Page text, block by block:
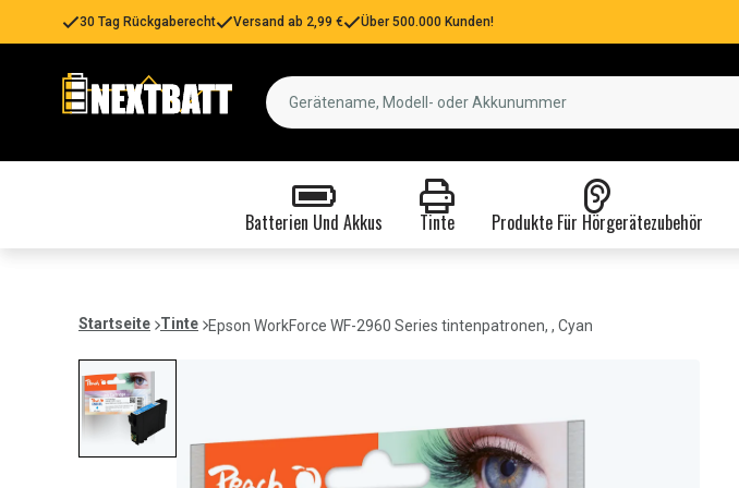
30 Tag Rückgaberecht Versand ab 2,99 € Über 500.000 Kunden!
Batterien Und Akkus Tinte Produkte Für Hörgerätezubehör
Startseite Tinte Epson WorkForce WF-2960 Series tintenpatronen, , Cyan